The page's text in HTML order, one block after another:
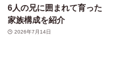
6人の兄に囲まれて育った
家族構成を紹介
2026年7月14日